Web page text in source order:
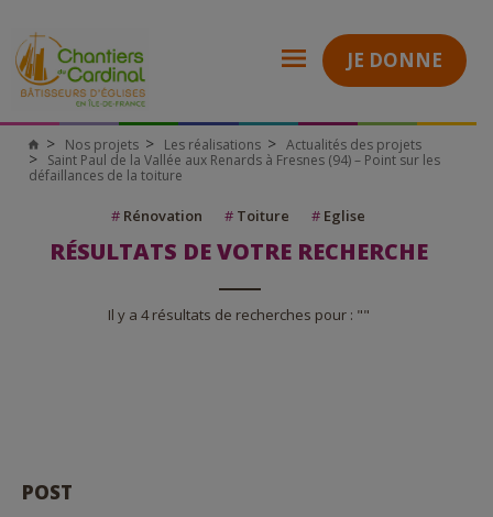
JE DONNE
Nos projets Les réalisations
Actualités des projets
Saint Paul de la Vallée aux Renards à Fresnes (94) – Point sur les
défaillances de la toiture
# Rénovation # Toiture # Eglise
RÉSULTATS DE VOTRE RECHERCHE
Il y a 4 résultats de recherches pour : ""
POST